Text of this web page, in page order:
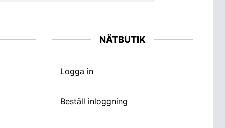
NÄTBUTIK
Logga in
Beställ inloggning